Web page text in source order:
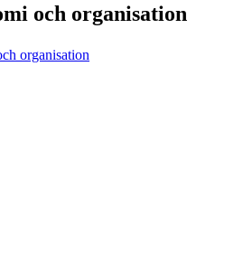
och organisation
organisation